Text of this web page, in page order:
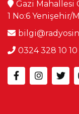
Gazi Mahallesi
1 No:6 Yenişehir/
0324 328 10 10